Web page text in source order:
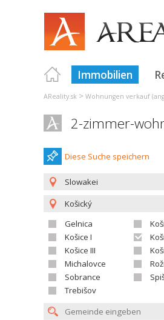
Immobilien
AReality.sk > Wohnungen verkauf
2-zimmer-
Diese Suche speichern
Slowakei
Košický
Gelnica
Košice I
Košice III
Michalovce
Sobrance
Trebišov